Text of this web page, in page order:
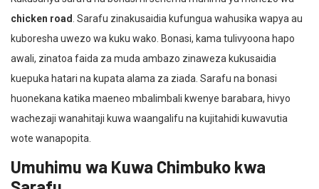
chicken road . Sarafu zinakusaidia kufungua wahusika wapya au
kuboresha uwezo wa kuku wako. Bonasi, kama tulivyoona hapo
awali, zinatoa faida za muda ambazo zinaweza kukusaidia
kuepuka hatari na kupata alama za ziada. Sarafu na bonasi
huonekana katika maeneo mbalimbali kwenye barabara, hivyo
wachezaji wanahitaji kuwa waangalifu na kujitahidi kuwavutia
wote wanapopita.
Umuhimu wa Kuwa Chimbuko kwa